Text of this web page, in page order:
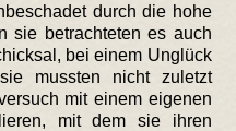
durch die hohe
sie betrachteten es auch
bei einem Unglück
mussten nicht zuletzt
mit einem eigenen
mit dem sie ihren